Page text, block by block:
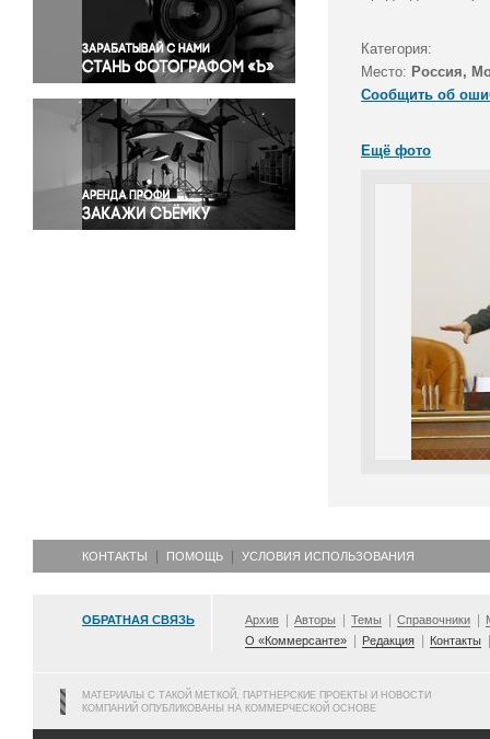
Правосудие
Происшествия и конфликты
Религия
Светская жизнь
Спорт
Экология
Экономика и бизнес
Категория:
Место: Россия,
Сообщить об
Ещё фото
КОНТАКТЫ ПОМОЩЬ УСЛОВИЯ ИСПОЛЬЗОВАНИЯ
ОБРАТНАЯ СВЯЗЬ Архив Авторы Темы Справочники
О «Коммерсанте»
Редакция Контакты
МАТЕРИАЛЫ С ТАКОЙ МЕТКОЙ, ПАРТНЕРСКИЕ ПРОЕКТЫ И НОВОСТИ
КОМПАНИЙ ОПУБЛИКОВАНЫ НА КОММЕРЧЕСКОЙ ОСНОВЕ